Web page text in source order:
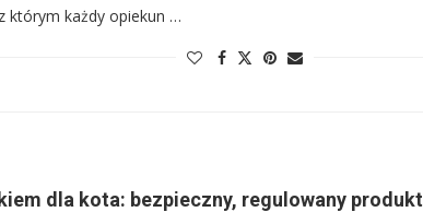
którym każdy opiekun …
dla kota: bezpieczny, regulowany produkt